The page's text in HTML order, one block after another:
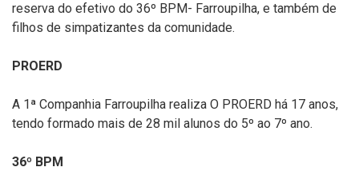
reserva do efetivo do 36º BPM- Farroupilha, e também de
filhos de simpatizantes da comunidade.
PROERD
A 1ª Companhia Farroupilha realiza O PROERD há 17 anos,
tendo formado mais de 28 mil alunos do 5º ao 7º ano.
36º BPM